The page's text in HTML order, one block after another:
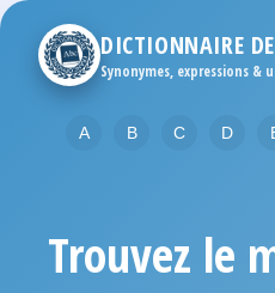
DICTIONNAIRE
Synonymes, expressions &
A B C D
Trouvez le